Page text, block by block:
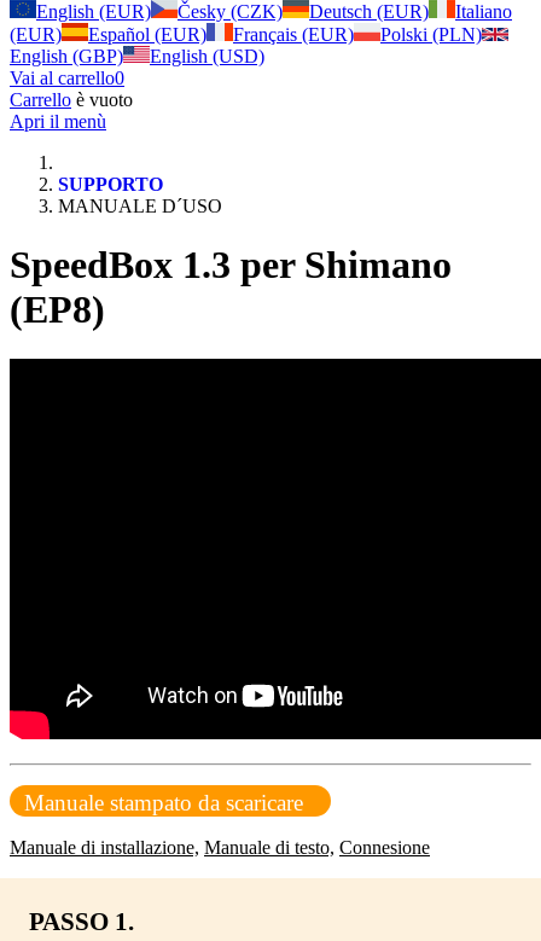
English (EUR)
Česky (CZK) Deutsch (EUR)
Italiano
(EUR)
Español (EUR) Français (EUR)
Polski (PLN)
English (GBP)
English (USD)
Vai al carrello0
Carrello è vuoto
Apri il menù
SUPPORTO
MANUALE D´USO
SpeedBox 1.3 per Shimano
(EP8)
Manuale stampato da scaricare
Manuale di installazione, Manuale di testo, Connesione
PASSO 1.